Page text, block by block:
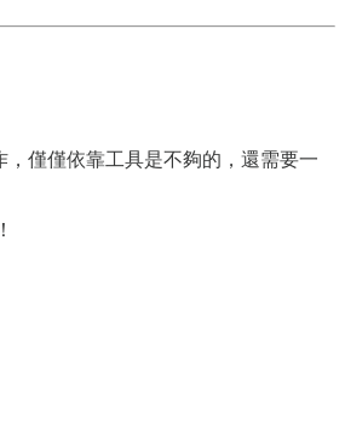
僅僅依靠工具是不夠的，還需要一